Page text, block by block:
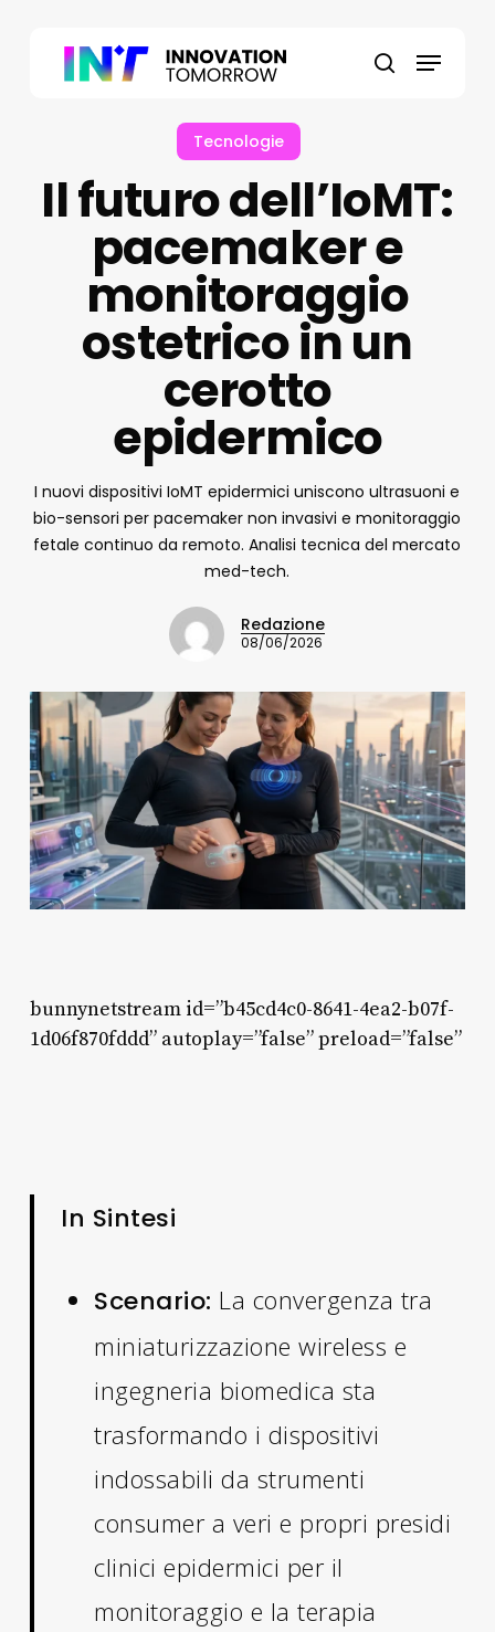
search
Menu
Tecnologie
Il futuro dell’IoMT:
pacemaker e
monitoraggio
ostetrico in un
cerotto
epidermico
I nuovi dispositivi IoMT epidermici uniscono ultrasuoni e
bio-sensori per pacemaker non invasivi e monitoraggio
fetale continuo da remoto. Analisi tecnica del mercato
med-tech.
Redazione
08/06/2026
bunnynetstream id=”b45cd4c0-8641-4ea2-b07f-
1d06f870fddd” autoplay=”false” preload=”false”
In Sintesi
Scenario: La convergenza tra
miniaturizzazione wireless e
ingegneria biomedica sta
trasformando i dispositivi
indossabili da strumenti
consumer a veri e propri presidi
clinici epidermici per il
monitoraggio e la terapia